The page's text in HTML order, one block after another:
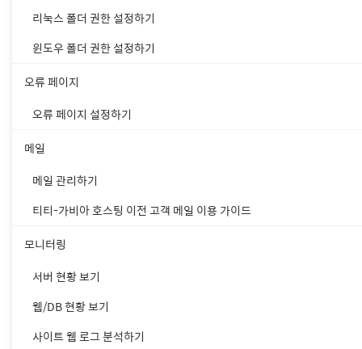
리눅스 폴더 권한 설정하기
윈도우 폴더 권한 설정하기
오류 페이지
오류 페이지 설정하기
메일
메일 관리하기
티티-가비아 호스팅 이전 고객 메일 이용 가이드
모니터링
서버 현황 보기
웹/DB 현황 보기
사이트 웹 로그 분석하기